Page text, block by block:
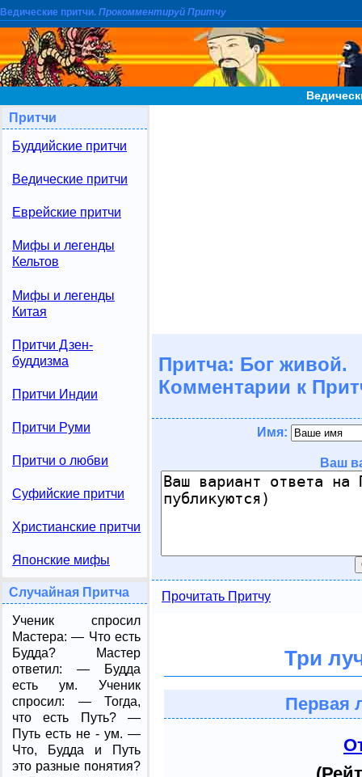
Ведические притчи. Прокомментируй Притчу
Притчи
Буддийские притчи
Ведические притчи
Еврейские притчи
Мифы и легенды
Кельтов
Мифы и легенды
Китая
Притчи Дзен-
буддизма
Притчи Индии
Притчи Руми
Притчи о любви
Суфийские притчи
Христианские притчи
Японские мифы
Случайная Притча
Ученик спросил
Мастера: — Что есть
Будда? Мастер
ответил: — Будда
есть ум. Ученик
спросил: — Тогда,
что есть Путь? —
Путь есть не - ум. —
Что, Будда и Путь
это разные понятия?
Притча: Бог живой.
Комментарии к
Имя:
Ваш
Прочитать Притчу
Три
Первая